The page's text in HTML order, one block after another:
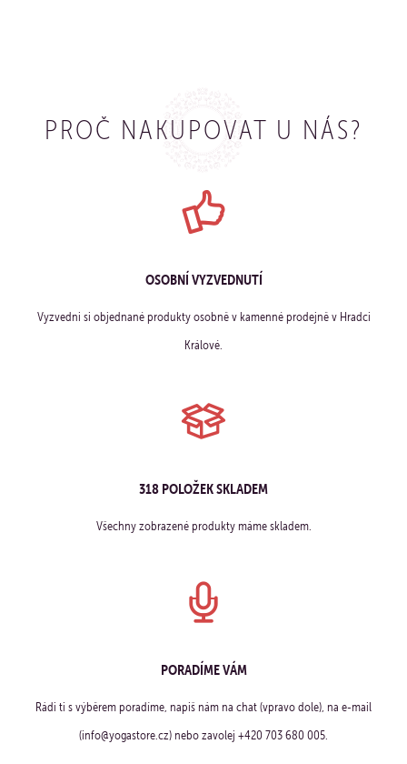
PROČ NAKUPOVAT U NÁS?
OSOBNÍ VYZVEDNUTÍ
Vyzvedni si objednané produkty osobně v kamenné prodejně v Hradci
Králové.
318 POLOŽEK SKLADEM
Všechny zobrazené produkty máme skladem.
PORADÍME VÁM
Rádi ti s výběrem poradíme, napiš nám na chat (vpravo dole), na e-mail
(info@yogastore.cz) nebo zavolej +420 703 680 005.